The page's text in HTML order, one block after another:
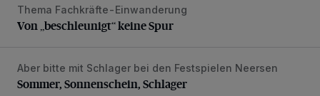
Von „beschleunigt“ keine Spur
Thema Fachkräfte-Einwanderung
Von „beschleunigt“ keine Spur
Sommer, Sonnenschein, Schlager
Aber bitte mit Schlager bei den Festspielen Neersen
Sommer, Sonnenschein, Schlager